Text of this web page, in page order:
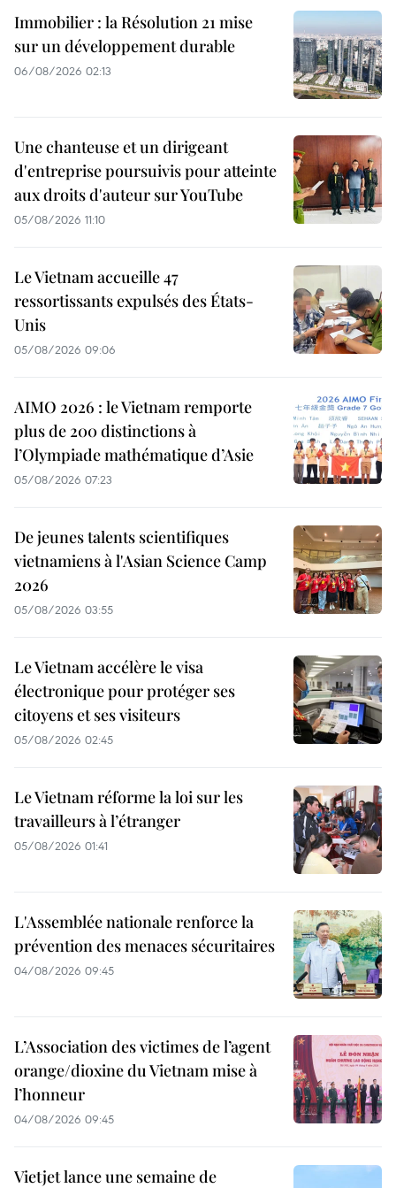
Immobilier : la Résolution 21 mise
sur un développement durable
06/08/2026 02:13
Une chanteuse et un dirigeant
d'entreprise poursuivis pour atteinte
aux droits d'auteur sur YouTube
05/08/2026 11:10
Le Vietnam accueille 47
ressortissants expulsés des États-
Unis
05/08/2026 09:06
AIMO 2026 : le Vietnam remporte
plus de 200 distinctions à
l’Olympiade mathématique d’Asie
05/08/2026 07:23
De jeunes talents scientifiques
vietnamiens à l'Asian Science Camp
2026
05/08/2026 03:55
Le Vietnam accélère le visa
électronique pour protéger ses
citoyens et ses visiteurs
05/08/2026 02:45
Le Vietnam réforme la loi sur les
travailleurs à l’étranger
05/08/2026 01:41
L'Assemblée nationale renforce la
prévention des menaces sécuritaires
04/08/2026 09:45
L’Association des victimes de l’agent
orange/dioxine du Vietnam mise à
l’honneur
04/08/2026 09:45
Vietjet lance une semaine de